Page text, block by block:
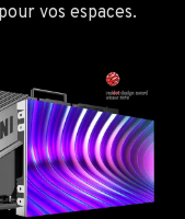
vos espaces.